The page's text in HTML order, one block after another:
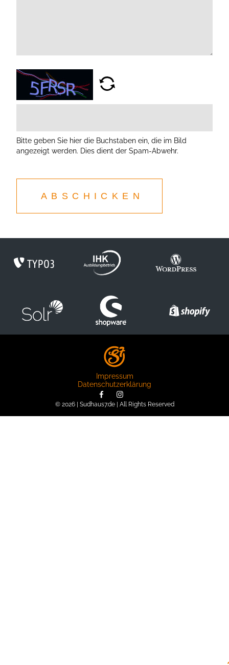
Bitte geben Sie hier die Buchstaben ein, die im Bild
angezeigt werden. Dies dient der Spam-Abwehr.
ABSCHICKEN
© 2026 | Sudhaus7.de | All Rights Reserved
Impressum
Datenschutzerklärung